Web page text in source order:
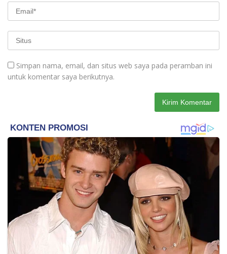
Simpan nama, email, dan situs web saya pada peramban ini
untuk komentar saya berikutnya.